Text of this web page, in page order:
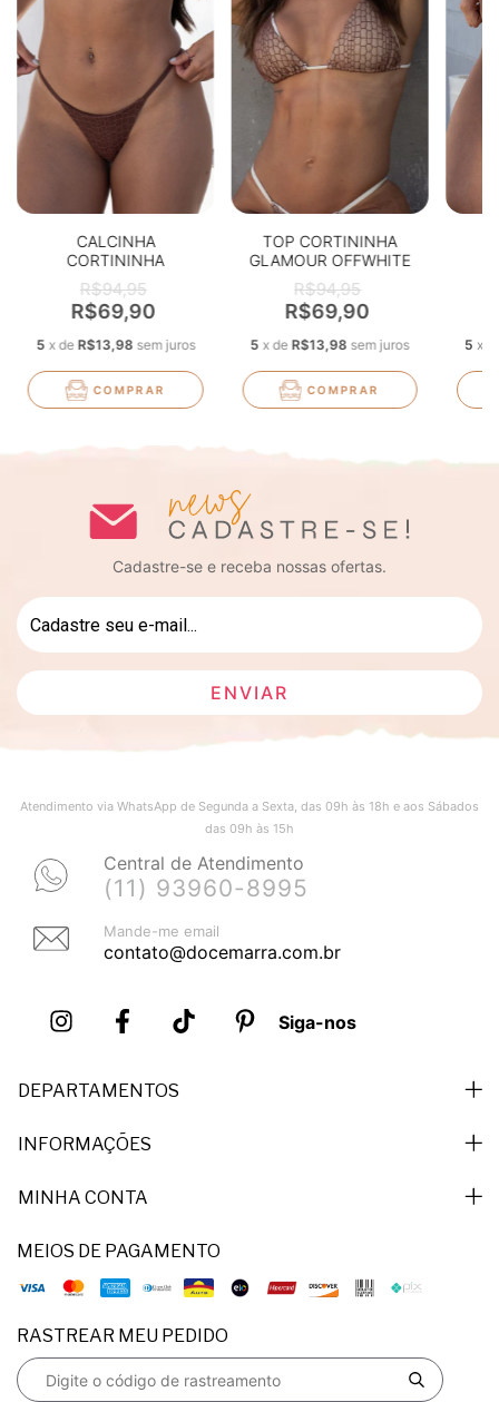
CALCINHA
CORTININHA
GLAMOUR MARROM
TEXTURIZADO
R$94,95
R$69,90
5 x de R$13,98 sem juros
COMPRAR
TOP CORTININHA
GLAMOUR OFFWHITE
TEXTURIZADO
R$94,95
R$69,90
5 x de R$13,98 sem juros
COMPRAR
5 x
Cadastre-se e receba nossas ofertas.
Atendimento via WhatsApp de Segunda a Sexta, das 09h às 18h e aos Sábados
das 09h às 15h
Central de Atendimento
(11) 93960-8995
Mande-me email
contato@docemarra.com.br
Siga-nos
DEPARTAMENTOS
INFORMAÇÕES
MINHA CONTA
MEIOS DE PAGAMENTO
RASTREAR MEU PEDIDO